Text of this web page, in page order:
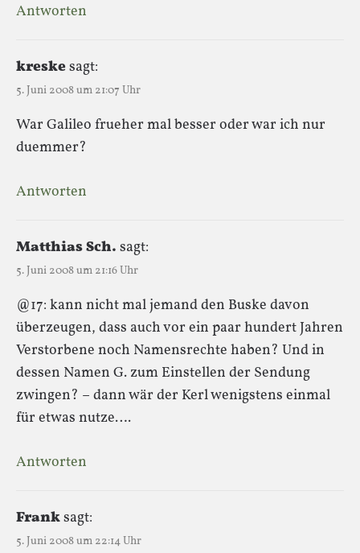
Antworten
kreskesagt:
5. Juni 2008 um 21:07 Uhr
War Galileo frueher mal besser oder war ich nur
duemmer?
Antworten
Matthias Sch. sagt:
5. Juni 2008 um 21:16 Uhr
@17: kann nicht mal jemand den Buske davon
überzeugen, dass auch vor ein paar hundert Jahren
Verstorbene noch Namensrechte haben? Und in
dessen Namen G. zum Einstellen der Sendung
zwingen? – dann wär der Kerl wenigstens einmal
für etwas nutze….
Antworten
Franksagt:
5. Juni 2008 um 22:14 Uhr